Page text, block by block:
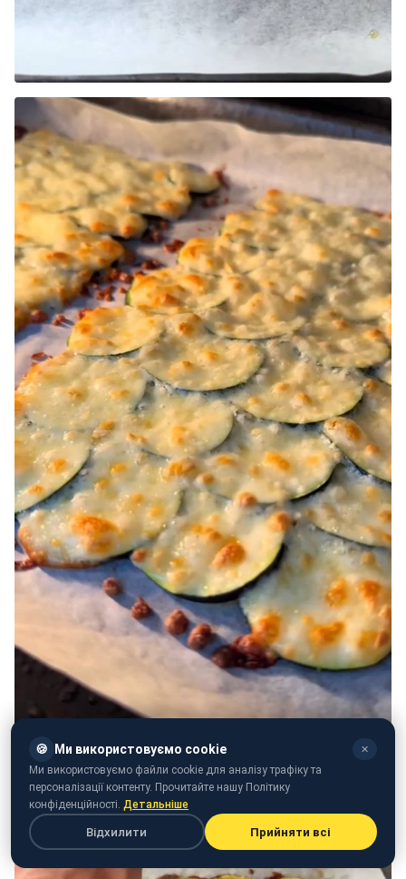
🍪 Ми використовуємо cookie ✕
Ми використовуємо файли cookie для аналізу трафіку та
персоналізації контенту. Прочитайте нашу Політику
конфіденційності. Детальніше
Відхилити Прийняти всі